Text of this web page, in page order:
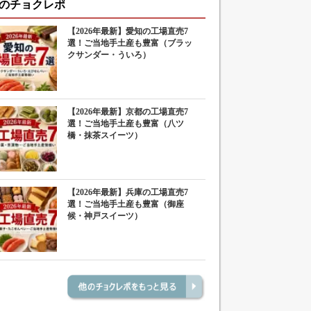
チョクレポ
【2026年最新】愛知の工場直売7
選！ご当地手土産も豊富（ブラッ
クサンダー・ういろ）
【2026年最新】京都の工場直売7
選！ご当地手土産も豊富（八ツ
橋・抹茶スイーツ）
【2026年最新】兵庫の工場直売7
選！ご当地手土産も豊富（御座
候・神戸スイーツ）